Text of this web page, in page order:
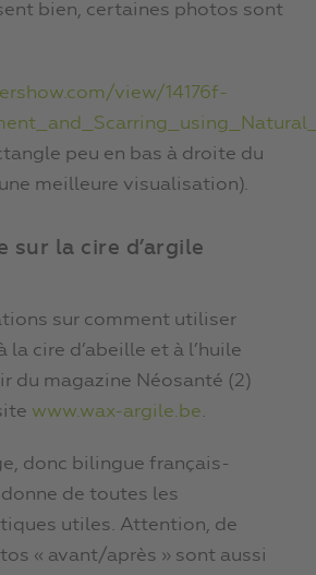
bien, certaines photos sont
view/14176f-
peu en bas à droite du
meilleure visualisation).
sur la cire d’argile
sur comment utiliser
la cire d’abeille et à l’huile
du magazine Néosanté (2)
www.wax-argile.be.
donc bilingue français-
de toutes les
utiles. Attention, de
« avant/après » sont aussi